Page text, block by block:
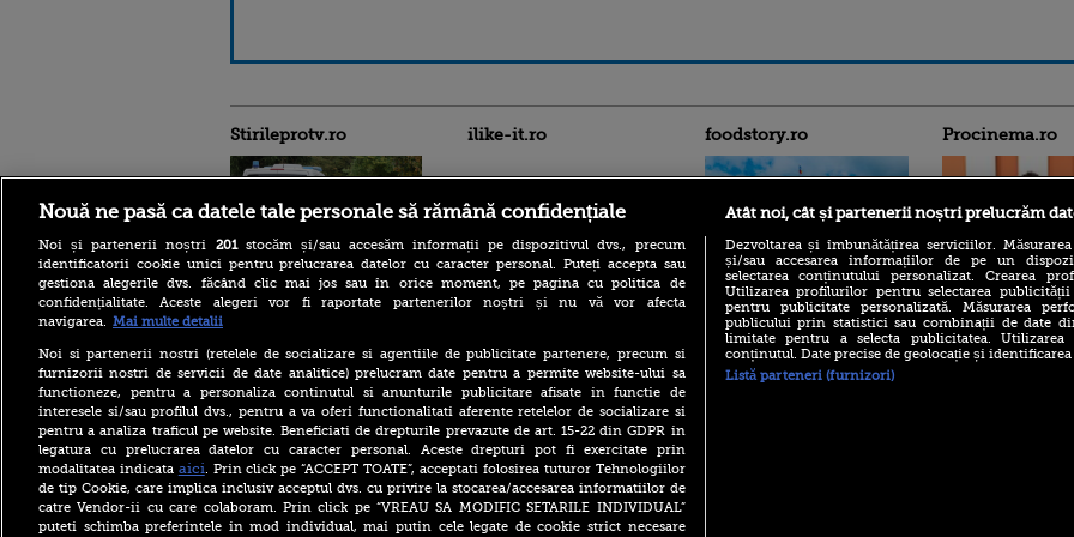
Stirileprotv.ro
Reacția MAE după ce o
româncă a fost arestată în
Alerta West Nile: două
persoane au murit, iar
numărul cazurilor a ajuns la
10. Măsurile de protecție
împotriva țânțarilor
Ce le-a spus Donald Trump
donatorilor despre
succesorul său pentru
alegerile din 2028. Pe cine a
ales între Rubio și Vance
ilike-it.ro foodstory.ro
(P) Descoperă Lumea
Evenimentelor din România
cu Transilvania Events!
(P) Raku, gaming intens și o
Procinema.ro
Emoții intense
Sebastian Stan!
Annabelle, l-a
Nouă ne pasă ca datele tale personale să rămână confidențiale
Noi și partenerii noștri 201stocăm și/sau accesăm informații pe dispozitivul dvs., precum
identificatorii cookie unici pentru prelucrarea datelor cu caracter personal. Puteți accepta sau
gestiona alegerile dvs. făcând clic mai jos sau în orice moment, pe pagina cu politica de
confidențialitate. Aceste alegeri vor fi raportate partenerilor noștri și nu vă vor afecta
navigarea. Mai multe detalii
Noi si partenerii nostri (retelele de socializare si agentiile de publicitate partenere, precum si
furnizorii nostri de servicii de date analitice) prelucram date pentru a permite website-ului sa
functioneze, pentru a personaliza continutul si anunturile publicitare afisate in functie de
interesele si/sau profilul dvs., pentru a va oferi functionalitati aferente retelelor de socializare si
pentru a analiza traficul pe website. Beneficiati de drepturile prevazute de art. 15-22 din GDPR in
legatura cu prelucrarea datelor cu caracter personal. Aceste drepturi pot fi exercitate prin
modalitatea indicata aici. Prin click pe “ACCEPT TOATE”, acceptati folosirea tuturor Tehnologiilor
de tip Cookie, care implica inclusiv acceptul dvs. cu privire la stocarea/accesarea informatiilor de
catre Vendor-ii cu care colaboram. Prin click pe “VREAU SA MODIFIC SETARILE INDIVIDUAL”
puteti schimba preferintele in mod individual, mai putin cele legate de cookie strict necesare
Atât noi, cât și partenerii noștri prelucrăm
Dezvoltarea și îmbunătățirea serviciilor.
și/sau accesarea informațiilor de pe un
selectarea conținutului personalizat. Crearea
Utilizarea profilurilor pentru selectarea
pentru publicitate personalizată. Măsurarea
publicului prin statistici sau combinații de date
limitate pentru a selecta publicitatea.
conținutul. Date precise de geolocație și
Listă parteneri (furnizori)